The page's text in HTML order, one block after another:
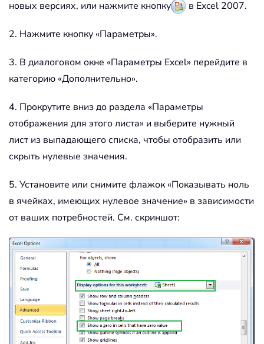
новых версиях, или нажмите кнопку
в Excel 2007.
2. Нажмите кнопку «Параметры».
3. В диалоговом окне «Параметры Excel» перейдите в
категорию «Дополнительно».
4. Прокрутите вниз до раздела «Параметры
отображения для этого листа» и выберите нужный
лист из выпадающего списка, чтобы отобразить или
скрыть нулевые значения.
5. Установите или снимите флажок «Показывать ноль
в ячейках, имеющих нулевое значение» в зависимости
от ваших потребностей. См. скриншот: